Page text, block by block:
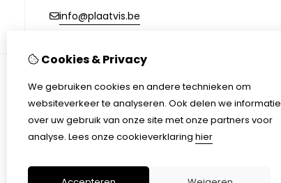
info@plaatvis.be
Informatie
Afhalen & Verzending
Algemene voorwaarden
Cookies & Privacy
We gebruiken cookies en andere technieken om
websiteverkeer te analyseren. Ook delen we informatie
over uw gebruik van onze site met onze partners voor
analyse. Lees onze cookieverklaring hier